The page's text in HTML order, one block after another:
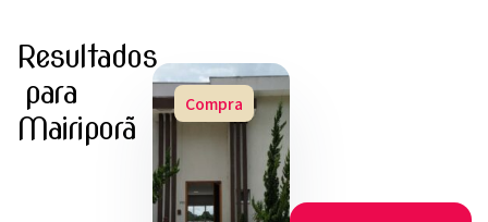
Resultados
para
Mairiporã
Compra